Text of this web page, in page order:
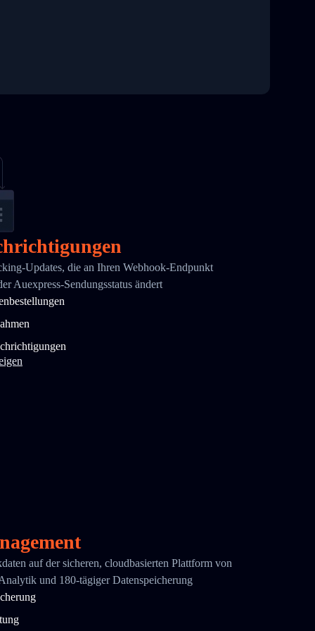
Updates, die an Ihren Webhook-Endpunkt
Auexpress-Sendungsstatus ändert
auf der sicheren, cloudbasierten Plattform von
und 180-tägiger Datenspeicherung